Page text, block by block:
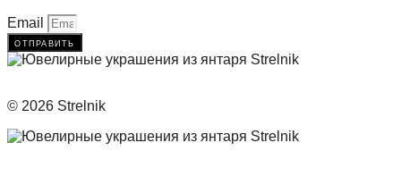
Email
отправить
© 2026 Strelnik